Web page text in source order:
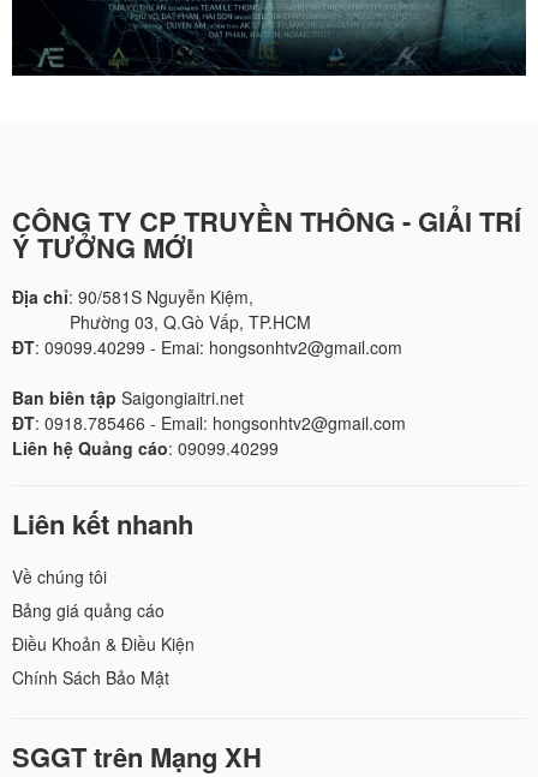
CÔNG TY CP TRUYỀN THÔNG - GIẢI TRÍ
Ý TƯỞNG MỚI
Địa chỉ: 90/581S Nguyễn Kiệm,
Phường 03, Q.Gò Vấp, TP.HCM
ĐT: 09099.40299 - Emai: hongsonhtv2@gmail.com
Ban biên tập Saigongiaitri.net
ĐT: 0918.785466 - Email: hongsonhtv2@gmail.com
Liên hệ Quảng cáo: 09099.40299
Liên kết nhanh
Về chúng tôi
Bảng giá quảng cáo
Điều Khoản & Điều Kiện
Chính Sách Bảo Mật
SGGT trên Mạng XH